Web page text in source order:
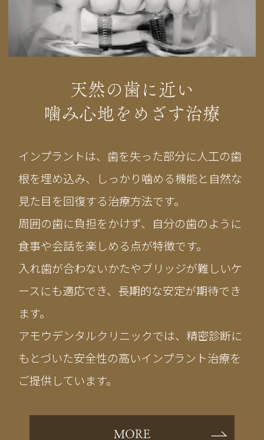
天然の歯に近い
噛み心地をめざす治療
インプラントは、歯を失った部分に人工の歯
根を埋め込み、しっかり噛める機能と自然な
見た目を回復する治療方法です。
周囲の歯に負担をかけず、自分の歯のように
食事や会話を楽しめる点が特徴です。
入れ歯が合わないかたやブリッジが難しいケ
ースにも適応でき、長期的な安定が期待でき
ます。
アモウデンタルクリニックでは、精密診断に
もとづいた安全性の高いインプラント治療を
ご提供しています。
MORE